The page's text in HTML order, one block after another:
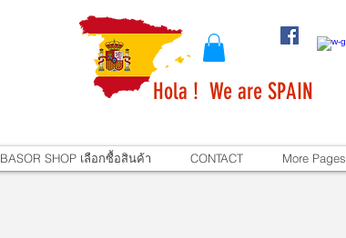
Hola ! We are SPAIN
BASOR SHOP เลือกซื้อสินค้า CONTACT More Pages